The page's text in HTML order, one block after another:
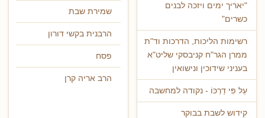
"יאריך ימים ויזכה לבנים
כשרים"
רשימות הליכות, הדרכות וד"ת
ממרן הגר"ח קניבסקי שליט"א
בעניני שידוכין ונישואין
עַל פִּי דַרְכּוֹ - נקודה למחשבה
קידוש לשבת בבוקר
שמירת שבת
הרבנית בקשי דורון
פסח
הרב אריה קרן